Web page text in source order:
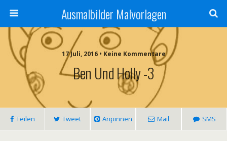
Ausmalbilder Malvorlagen
17 Juli, 2016 • Keine Kommentare
Ben Und Holly -3
Teilen Tweet Anpinnen Mail SMS